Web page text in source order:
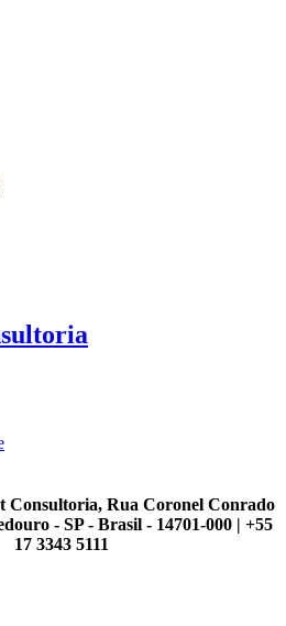
Consultoria, Rua Coronel Conrado
- SP - Brasil - 14701-000 | +55
17 3343 5111